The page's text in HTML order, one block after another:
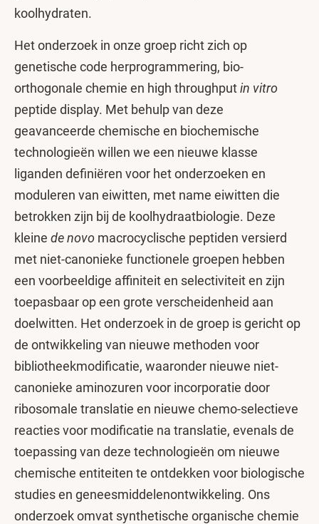
koolhydraten.
Het onderzoek in onze groep richt zich op
genetische code herprogrammering, bio-
orthogonale chemie en high throughputin vitro
peptide display. Met behulp van deze
geavanceerde chemische en biochemische
technologieën willen we een nieuwe klasse
liganden definiëren voor het onderzoeken en
moduleren van eiwitten, met name eiwitten die
betrokken zijn bij de koolhydraatbiologie. Deze
kleine de novo macrocyclische peptiden versierd
met niet-canonieke functionele groepen hebben
een voorbeeldige affiniteit en selectiviteit en zijn
toepasbaar op een grote verscheidenheid aan
doelwitten. Het onderzoek in de groep is gericht op
de ontwikkeling van nieuwe methoden voor
bibliotheekmodificatie, waaronder nieuwe niet-
canonieke aminozuren voor incorporatie door
ribosomale translatie en nieuwe chemo-selectieve
reacties voor modificatie na translatie, evenals de
toepassing van deze technologieën om nieuwe
chemische entiteiten te ontdekken voor biologische
studies en geneesmiddelenontwikkeling. Ons
onderzoek omvat synthetische organische chemie